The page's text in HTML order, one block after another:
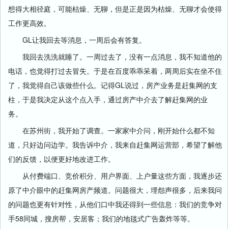
想得大相径庭，可能枯燥、无聊，但是正是因为枯燥、无聊才会使得
工作更高效。
GL让我回去等消息，一周后会有答复。
我回去洗洗就睡了。一周过去了，没有一点消息，我不知道他的
电话，也觉得打过去冒失。于是在百度乖乖呆着，两周后实在坐不住
了，我觉得自己该做些什么。记得GL说过，房产业务是赶集网的支
柱，于是我决定从这个点入手，通过房产中介去了解赶集网的业
务。
在苏州街，我开始了调查。一家家中介问，刚开始什么都不知
道，只好边问边学。我告诉中介，我来自赶集网运营部，希望了解他
们的反馈，以便更好地改进工作。
从付费端口、竞价积分、用户界面、上户量这些方面，我逐步还
原了中介眼中的赶集网房产频道。问题很大，埋怨声很多，后来我问
的问题也更有针对性，从他们口中我还得到一些信息：我们的竞争对
手58同城，搜房帮，安居客；我们的地毯式广告轰炸等等。